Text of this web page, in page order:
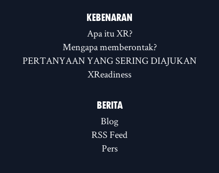
KEBENARAN
Apa itu XR?
Mengapa memberontak?
PERTANYAAN YANG SERING DIAJUKAN
XReadiness
BERITA
Blog
RSS Feed
Pers